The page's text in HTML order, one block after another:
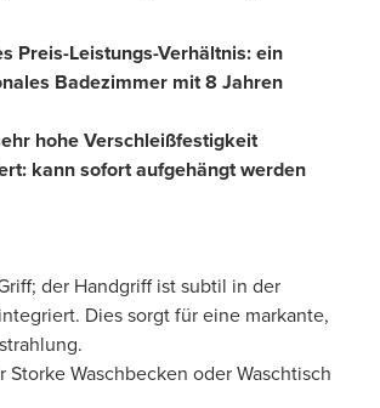
Preis-Leistungs-Verhältnis: ein
Badezimmer mit 8 Jahren
hohe Verschleißfestigkeit
kann sofort aufgehängt werden
der Handgriff ist subtil in der
Dies sorgt für eine markante,
Storke Waschbecken oder Waschtisch